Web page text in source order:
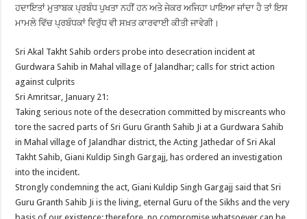
ਹਦਾਇਤਾਂ ਮੁਤਾਬਕ ਪ੍ਰਬੰਧ ਪੁਖਤਾ ਨਹੀਂ ਹਨ ਅਤੇ ਜੇਕਰ ਅਜਿਹਾ ਪਾਇਆ ਜਾਂਦਾ ਹੈ ਤਾਂ ਇਸ
ਮਾਮਲੇ ਵਿੱਚ ਪ੍ਰਬੰਧਕਾਂ ਵਿਰੁੱਧ ਵੀ ਸਖ਼ਤ ਕਾਰਵਾਈ ਕੀਤੀ ਜਾਵੇਗੀ।
Sri Akal Takht Sahib orders probe into desecration incident at
Gurdwara Sahib in Mahal village of Jalandhar; calls for strict action
against culprits
Sri Amritsar, January 21:
Taking serious note of the desecration committed by miscreants who
tore the sacred parts of Sri Guru Granth Sahib Ji at a Gurdwara Sahib
in Mahal village of Jalandhar district, the Acting Jathedar of Sri Akal
Takht Sahib, Giani Kuldip Singh Gargajj, has ordered an investigation
into the incident.
Strongly condemning the act, Giani Kuldip Singh Gargajj said that Sri
Guru Granth Sahib Ji is the living, eternal Guru of the Sikhs and the very